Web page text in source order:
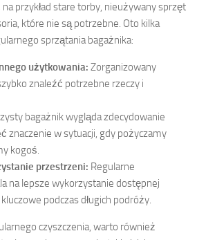
przykład stare torby, nieużywany sprzęt
które nie są potrzebne. Oto kilka
sprzątania bagażnika:
użytkowania: Zorganizowany
znaleźć potrzebne rzeczy i
bagażnik wygląda zdecydowanie
znaczenie w sytuacji, gdy pożyczamy
kogoś.
przestrzeni: Regularne
na lepsze wykorzystanie dostępnej
podczas długich podróży.
czyszczenia, warto również